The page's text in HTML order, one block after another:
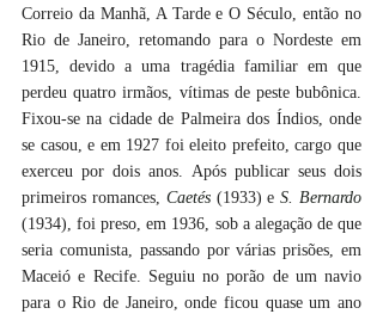
Correio da Manhã, A Tarde e O Século, então no
Rio de Janeiro, retomando para o Nordeste em
1915, devido a uma tragédia familiar em que
perdeu quatro irmãos, vítimas de peste bubônica.
Fixou-se na cidade de Palmeira dos Índios, onde
se casou, e em 1927 foi eleito prefeito, cargo que
exerceu por dois anos. Após publicar seus dois
primeiros romances, Caetés (1933) e S. Bernardo
(1934), foi preso, em 1936, sob a alegação de que
seria comunista, passando por várias prisões, em
Maceió e Recife. Seguiu no porão de um navio
para o Rio de Janeiro, onde ficou quase um ano